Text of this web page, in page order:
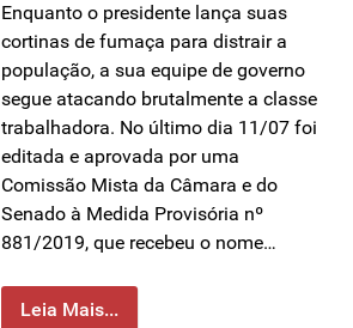
Enquanto o presidente lança suas
cortinas de fumaça para distrair a
população, a sua equipe de governo
segue atacando brutalmente a classe
trabalhadora. No último dia 11/07 foi
editada e aprovada por uma
Comissão Mista da Câmara e do
Senado à Medida Provisória nº
881/2019, que recebeu o nome…
Leia Mais...